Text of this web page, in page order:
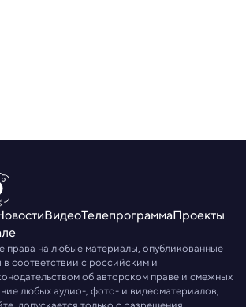
ВидеоТелепрограммаПроекты
на любые материалы, опубликованные
соответствии с российским и
об авторском праве и смежных
любых аудио-, фото- и видеоматериалов,